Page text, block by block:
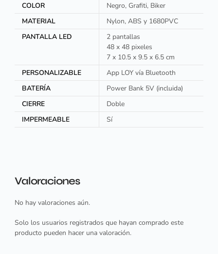
COLOR
Negro, Grafiti, Biker
MATERIAL
Nylon, ABS y 1680PVC
PANTALLA LED
2 pantallas
48 x 48 pixeles
7 x 10.5 x 9.5 x 6.5 cm
PERSONALIZABLE
App LOY vía Bluetooth
BATERÍA
Power Bank 5V (incluida)
CIERRE
Doble
IMPERMEABLE
Sí
Valoraciones
No hay valoraciones aún.
Solo los usuarios registrados que hayan comprado este
producto pueden hacer una valoración.